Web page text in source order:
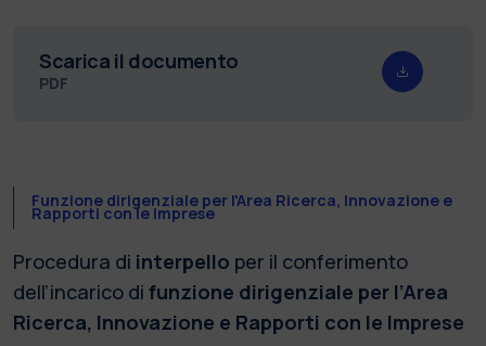
Scarica il documento
PDF
Funzione dirigenziale per l'Area Ricerca, Innovazione e
Rapporti con le Imprese
Procedura di interpello per il conferimento
dell’incarico di funzione dirigenziale per l’Area
Ricerca, Innovazione e Rapporti con le Imprese